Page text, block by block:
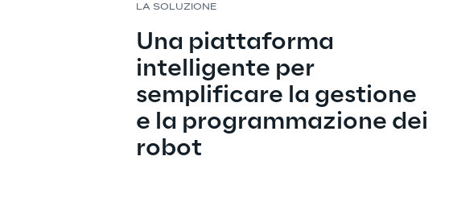
LA SOLUZIONE
Una piattaforma
intelligente per
semplificare la gestione
e la programmazione dei
robot